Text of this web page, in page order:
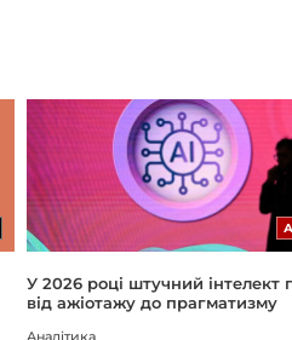
У 2026 році штучний інтелект
від ажіотажу до прагматизму